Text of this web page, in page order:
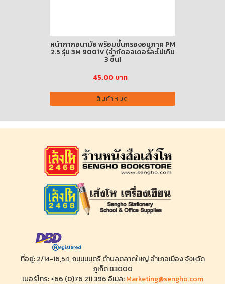
แอลกอฮอล์เจล ทำความสะอาดมือ ขนาด
500 ML.พร้อมส่ง
เพิ่มลงตะกร้า
ที่อยู่: 2/14-16,54, ถนนมนตรี ตำบลตลาดใหญ่ อำเภอเมือง จังหวัด
ภูเก็ต 83000
เบอร์โทร: +66 (0)76 211 396 อีเมล:Marketing@sengho.com